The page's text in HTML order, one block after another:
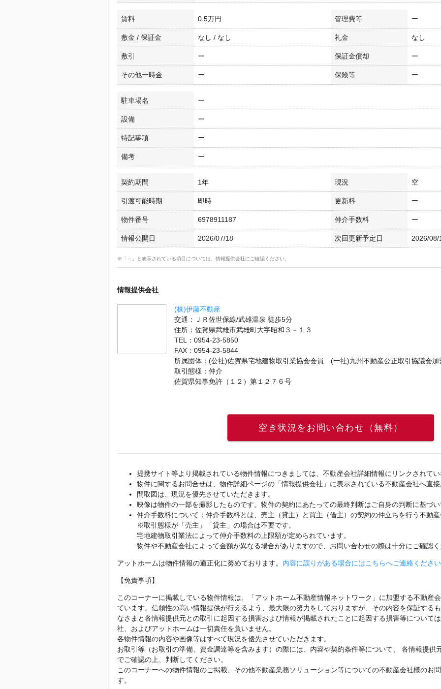
賃料 0.5万円 管理費等 ー
敷金 / 保証金 なし / なし 礼金 なし
敷引 ー 保証金償却 ー
その他一時金 ー 保険等 ー
駐車場名 ー
設備 ー
特記事項 ー
備考 ー
契約期間 1年 現況 空
引渡可能時期 即時 更新料 ー
物件番号 6978911187 仲介手数料 ー
情報公開日 2026/07/18 次回更新予定日 2026/08/
※「－」と表示されている項目については、情報提供会社にご確認ください。
情報提供会社
(株)伊藤不動産
交通：ＪＲ佐世保線/武雄温泉 徒歩5分
住所：佐賀県武雄市武雄町大字昭和３－１３
TEL：0954-23-5850
FAX：0954-23-5844
所属団体：(公社)佐賀県宅地建物取引業協会会員 (一社)九州不動産公正取引協議会加
取引態様：仲介
佐賀県知事免許（１２）第１２７６号
空き状況をお問い合わせ（無料）
提携サイト等より掲載されている物件情報につきましては、不動産会社詳細情報にリンクされて
物件に関するお問合せは、物件詳細ページの「情報提供会社」に表示されている不動産会社へ直
間取図は、現況を優先させていただきます。
映像は物件の一部を撮影したものです。物件の契約にあたっての最終判断はご自身の判断に基づ
仲介手数料について：仲介手数料とは、売主（貸主）と買主（借主）の契約の仲立ちを行う不動
※取引態様が「売主」「貸主」の場合は不要です。
宅地建物取引業法によって仲介手数料の上限額が定められています。
物件や不動産会社によって金額が異なる場合がありますので、お問い合わせの際は十分にご確認
アットホームは物件情報の適正化に努めております。 内容に誤りがある場合にはこちらへご連絡くださ
【免責事項】
このコーナーに掲載している物件情報は、「アットホーム不動産情報ネットワーク」に加盟する不動産
ています。信頼性の高い情報提供が行えるよう、最大限の努力をしておりますが、その内容を保証する
なさまと各情報提供元との取引に起因する損害および情報が掲載されたことに起因する損害等について
社、およびアットホームは一切責任を負いません。
各物件情報の内容や画像等はすべて現況を優先させていただきます。
お取引等（お取引の準備、資金調達等を含みます）の際には、内容や契約条件等について、 各情報提供
でご確認の上、判断してください。
このコーナーへの物件情報のご掲載、その他不動産業務ソリューション等についての不動産会社様のお
す。